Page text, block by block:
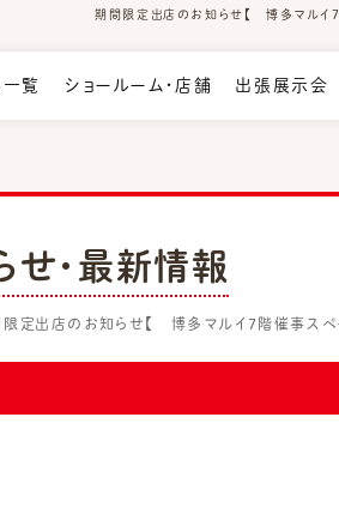
期間限定出店のお知らせ【 博多マルイ
一覧 ショールーム・店舗 出張展示会
せ・最新情報
限定出店のお知らせ【 博多マルイ7階催事ス